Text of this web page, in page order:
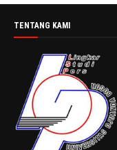
TENTANG KAMI